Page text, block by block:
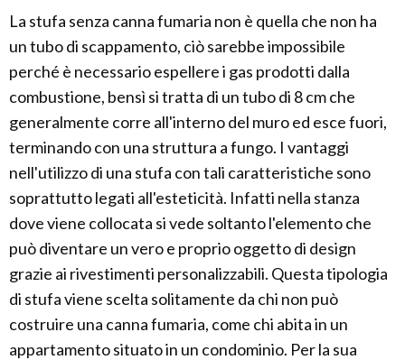
La stufa senza canna fumaria non è quella che non ha
un tubo di scappamento, ciò sarebbe impossibile
perché è necessario espellere i gas prodotti dalla
combustione, bensì si tratta di un tubo di 8 cm che
generalmente corre all'interno del muro ed esce fuori,
terminando con una struttura a fungo. I vantaggi
nell'utilizzo di una stufa con tali caratteristiche sono
soprattutto legati all'esteticità. Infatti nella stanza
dove viene collocata si vede soltanto l'elemento che
può diventare un vero e proprio oggetto di design
grazie ai rivestimenti personalizzabili. Questa tipologia
di stufa viene scelta solitamente da chi non può
costruire una canna fumaria, come chi abita in un
appartamento situato in un condominio. Per la sua